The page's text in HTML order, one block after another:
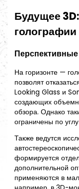
Будущее
голографии
Перспективные
На горизонте —
позволят
Looking Glass и
создающих
обзора. Однако
ограничены по
Также ведутся
формируется
дополнительной
применяются в